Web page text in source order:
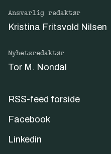
Ansvarlig redaktør
Kristina Fritsvold Nilsen
Nyhetsredaktør
Tor M. Nondal
RSS-feed forside
Facebook
Linkedin